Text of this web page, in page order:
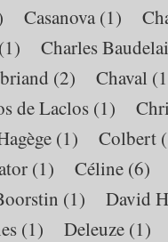
Casanova (1)
(1) Charles
(2) Chaval
de Laclos (1)
(1) Colbert
(1) Céline (6)
(1) David
(1) Deleuze (1)